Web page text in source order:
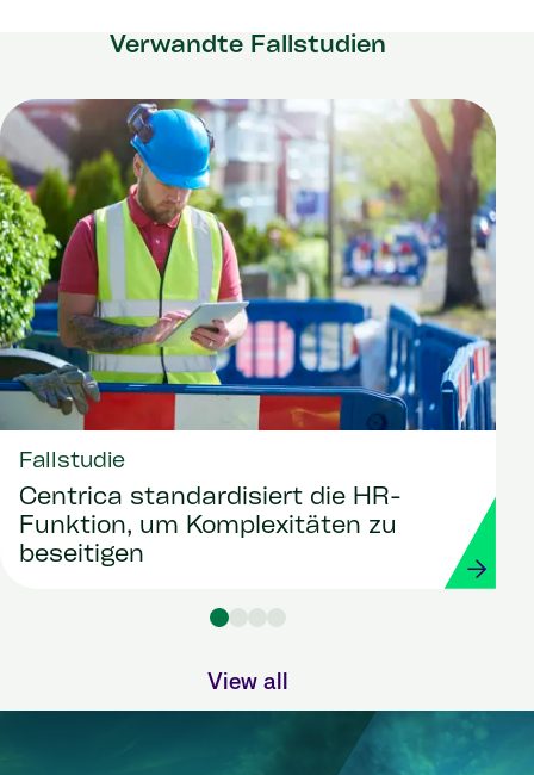
Verwandte Fallstudien
Fallstudie
Centrica standardisiert die HR-
Funktion, um Komplexitäten zu
beseitigen
View all